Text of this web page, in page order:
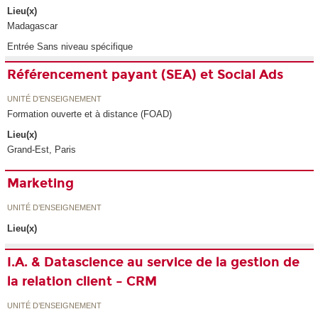
Lieu(x)
Madagascar
Entrée Sans niveau spécifique
Référencement payant (SEA) et Social Ads
UNITÉ D’ENSEIGNEMENT
Formation ouverte et à distance (FOAD)
Lieu(x)
Grand-Est, Paris
Marketing
UNITÉ D’ENSEIGNEMENT
Lieu(x)
I.A. & Datascience au service de la gestion de
la relation client – CRM
UNITÉ D’ENSEIGNEMENT